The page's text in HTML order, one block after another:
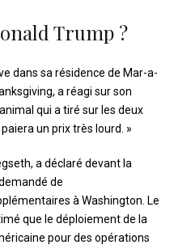
Trump ?
dans sa résidence de Mar-a-
a réagi sur son
qui a tiré sur les deux
un prix très lourd. »
a déclaré devant la
de
à Washington. Le
que le déploiement de la
pour des opérations